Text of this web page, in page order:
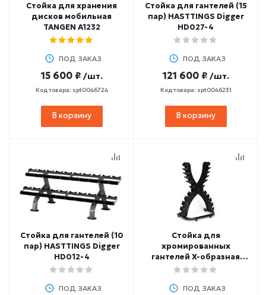
Стойка для хранения
дисков мобильная
TANGEN A1232
ПОД ЗАКАЗ
15 600 ₽ /шт.
Код товара: spt0046724
В корзину
Стойка для гантелей (15
пар) HASTTINGS Digger
HD027-4
ПОД ЗАКАЗ
121 600 ₽ /шт.
Код товара: spt0046231
В корзину
Стойка для гантелей (10
пар) HASTTINGS Digger
HD012-4
ПОД ЗАКАЗ
Стойка для
хромированных
гантелей X-образная
HASTTINGS Digger
ПОД ЗАКАЗ